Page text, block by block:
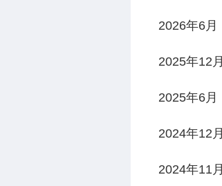
2026年6月
2025年12月
2025年6月
2024年12月
2024年11月